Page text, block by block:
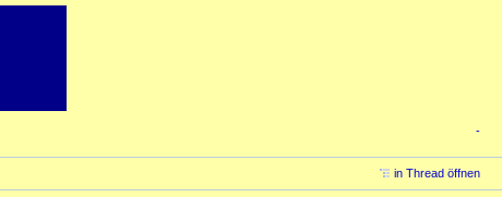
-
in Thread öffnen